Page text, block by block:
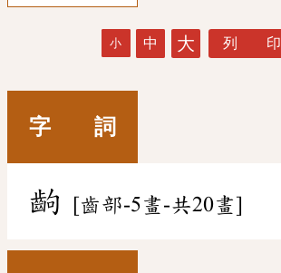
小 中 大 列 印
字 詞
齣 [齒部-5畫-共20畫]